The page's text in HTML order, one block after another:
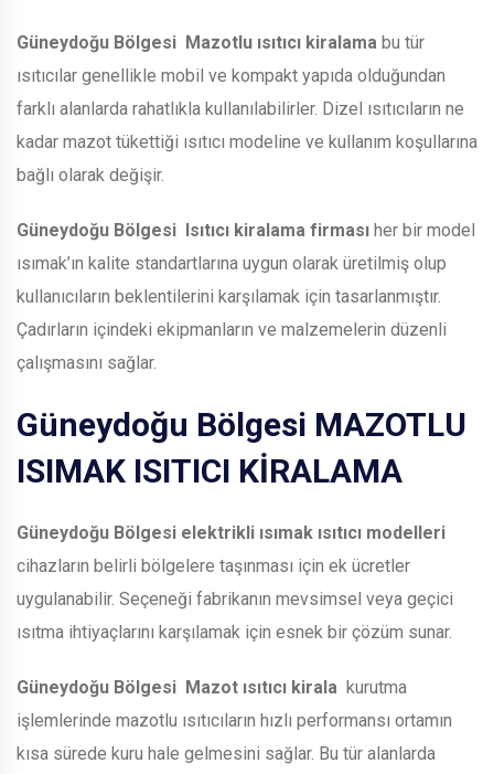
Güneydoğu Bölgesi Mazotlu ısıtıcı kiralama bu tür
ısıtıcılar genellikle mobil ve kompakt yapıda olduğundan
farklı alanlarda rahatlıkla kullanılabilirler. Dizel ısıtıcıların ne
kadar mazot tükettiği ısıtıcı modeline ve kullanım koşullarına
bağlı olarak değişir.
Güneydoğu Bölgesi Isıtıcı kiralama firması her bir model
ısımak’ın kalite standartlarına uygun olarak üretilmiş olup
kullanıcıların beklentilerini karşılamak için tasarlanmıştır.
Çadırların içindeki ekipmanların ve malzemelerin düzenli
çalışmasını sağlar.
Güneydoğu Bölgesi MAZOTLU
ISIMAK ISITICI KİRALAMA
Güneydoğu Bölgesi elektrikli ısımak ısıtıcı modelleri
cihazların belirli bölgelere taşınması için ek ücretler
uygulanabilir. Seçeneği fabrikanın mevsimsel veya geçici
ısıtma ihtiyaçlarını karşılamak için esnek bir çözüm sunar.
Güneydoğu Bölgesi Mazot ısıtıcı kirala kurutma
işlemlerinde mazotlu ısıtıcıların hızlı performansı ortamın
kısa sürede kuru hale gelmesini sağlar. Bu tür alanlarda